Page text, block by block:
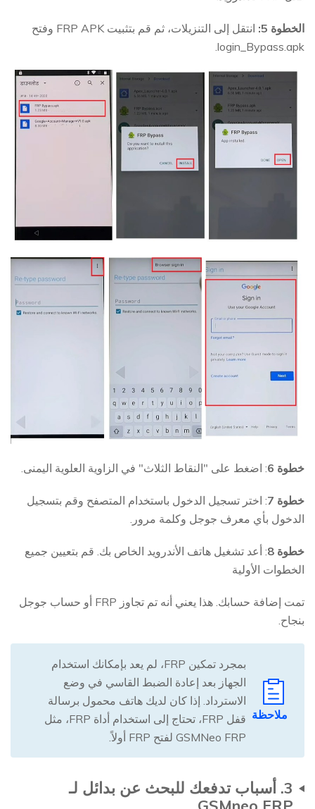
الخطوة 5:
انتقل إلى التنزيلات، ثم قم بتثبيت FRP APK وفتح
login_Bypass.apk.
خطوة 6: اضغط على "النقاط الثلاث" في الزاوية العلوية اليمنى.
خطوة 7: اختر تسجيل الدخول باستخدام المتصفح وقم بتسجيل
الدخول بأي معرف جوجل وكلمة مرور.
خطوة 8: أعد تشغيل هاتف الأندرويد الخاص بك. قم بتعيين جميع
الخطوات الأولية
تمت إضافة حسابك. هذا يعني أنه تم تجاوز FRP أو حساب جوجل
بنجاح.
ملاحظة
بمجرد تمكين FRP، لم يعد بإمكانك استخدام
الجهاز بعد إعادة الضبط القاسي في وضع
الاسترداد. إذا كان لديك هاتف محمول برسالة
قفل FRP، تحتاج إلى استخدام أداة FRP، مثل
GSMNeo FRP لفتح FRP أولاً.
3. أسباب تدفعك للبحث عن بدائل لـ
GSMneo FRP